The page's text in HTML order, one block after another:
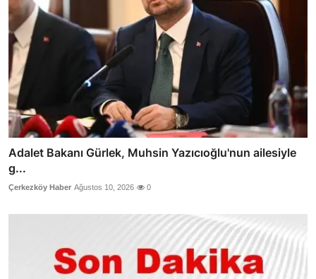
Adalet Bakanı Gürlek, Muhsin Yazıcıoğlu'nun ailesiyle
g...
Çerkezköy Haber Ağustos 10, 2026 0